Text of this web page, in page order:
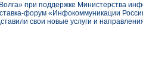
при поддержке Министерства
форум «Инфокоммуникации
свои новые услуги и